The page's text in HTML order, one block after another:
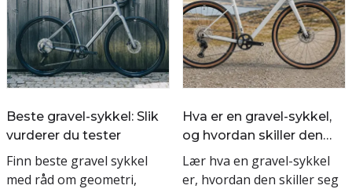
Beste gravel-sykkel: Slik
vurderer du tester
Finn beste gravel sykkel
med råd om geometri,
Hva er en gravel-sykkel,
og hvordan skiller den
seg fra landevei?
Lær hva en gravel-sykkel
er, hvordan den skiller seg